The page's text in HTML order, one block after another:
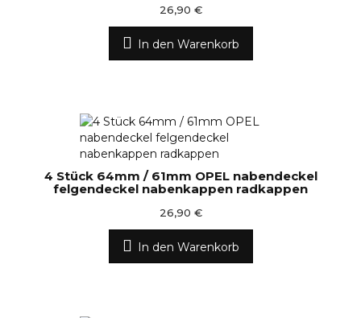
26,90 €
In den Warenkorb
4 Stück 64mm / 61mm OPEL nabendeckel
felgendeckel nabenkappen radkappen
26,90 €
In den Warenkorb